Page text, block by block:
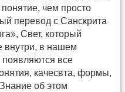
чем просто
перевод с Санскрита
Свет, который
внутри, в нашем
появляются все
качесвта, формы,
об этом